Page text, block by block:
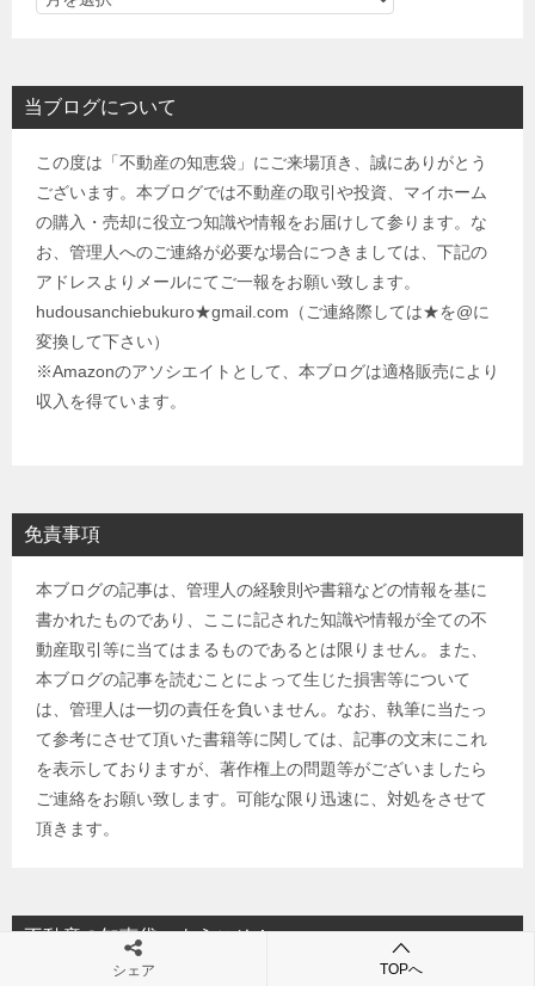
当ブログについて
この度は「不動産の知恵袋」にご来場頂き、誠にありがとう
ございます。本ブログでは不動産の取引や投資、マイホーム
の購入・売却に役立つ知識や情報をお届けして参ります。な
お、管理人へのご連絡が必要な場合につきましては、下記の
アドレスよりメールにてご一報をお願い致します。
hudousanchiebukuro★gmail.com（ご連絡際しては★を@に
変換して下さい）
※Amazonのアソシエイトとして、本ブログは適格販売により
収入を得ています。
免責事項
本ブログの記事は、管理人の経験則や書籍などの情報を基に
書かれたものであり、ここに記された知識や情報が全ての不
動産取引等に当てはまるものであるとは限りません。また、
本ブログの記事を読むことによって生じた損害等について
は、管理人は一切の責任を負いません。なお、執筆に当たっ
て参考にさせて頂いた書籍等に関しては、記事の文末にこれ
を表示しておりますが、著作権上の問題等がございましたら
ご連絡をお願い致します。可能な限り迅速に、対処をさせて
頂きます。
不動産の知恵袋へようこそ！
シェア TOPへ